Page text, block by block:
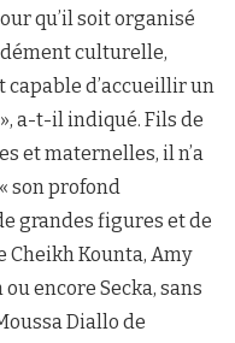
qu’il soit organisé
culturelle,
capable d’accueillir un
a-t-il indiqué. Fils de
et maternelles, il n’a
son profond
grandes figures et de
Kounta, Amy
encore Secka, sans
Diallo de